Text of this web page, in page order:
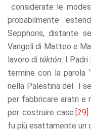
considerate le
probabilmente
Sepphoris, distante
Vangeli di Matteo e
lavoro di téktón. I Padri
termine con la parola
nella Palestina del I
per fabbricare aratri e
per costruire case. [29]
fu più esattamente un